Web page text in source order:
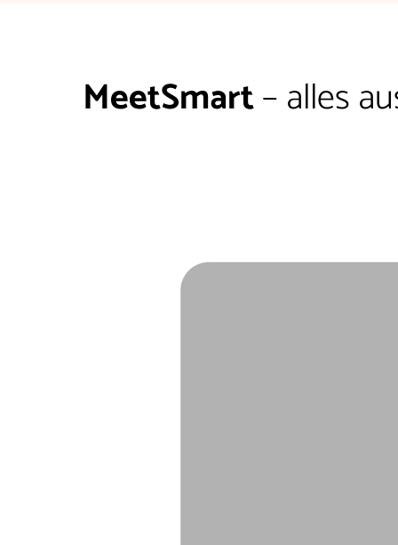
MeetSmart– alles